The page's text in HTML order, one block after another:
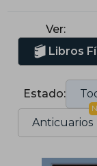
Ver:
Libros
Estado:
Anticuarios